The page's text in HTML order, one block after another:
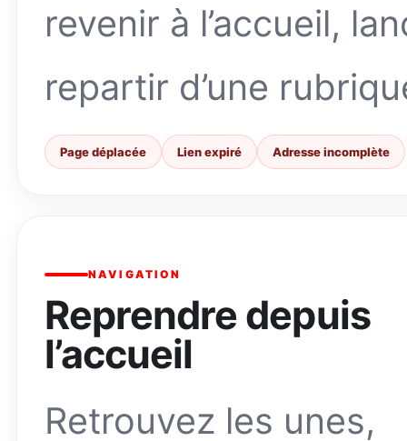
revenir à l’accueil,
repartir d’une
Page déplacée Lien expiré Adresse incomplète
NAVIGATION
Reprendre depuis
l’accueil
Retrouvez les unes,